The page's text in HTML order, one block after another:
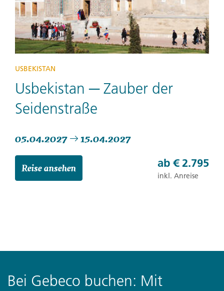
USBEKISTAN
Usbekistan ─ Zauber der
Seidenstraße
05.04.2027 15.04.2027
Reise ansehen ab € 2.795
inkl. Anreise
Bei Gebeco buchen: Mit